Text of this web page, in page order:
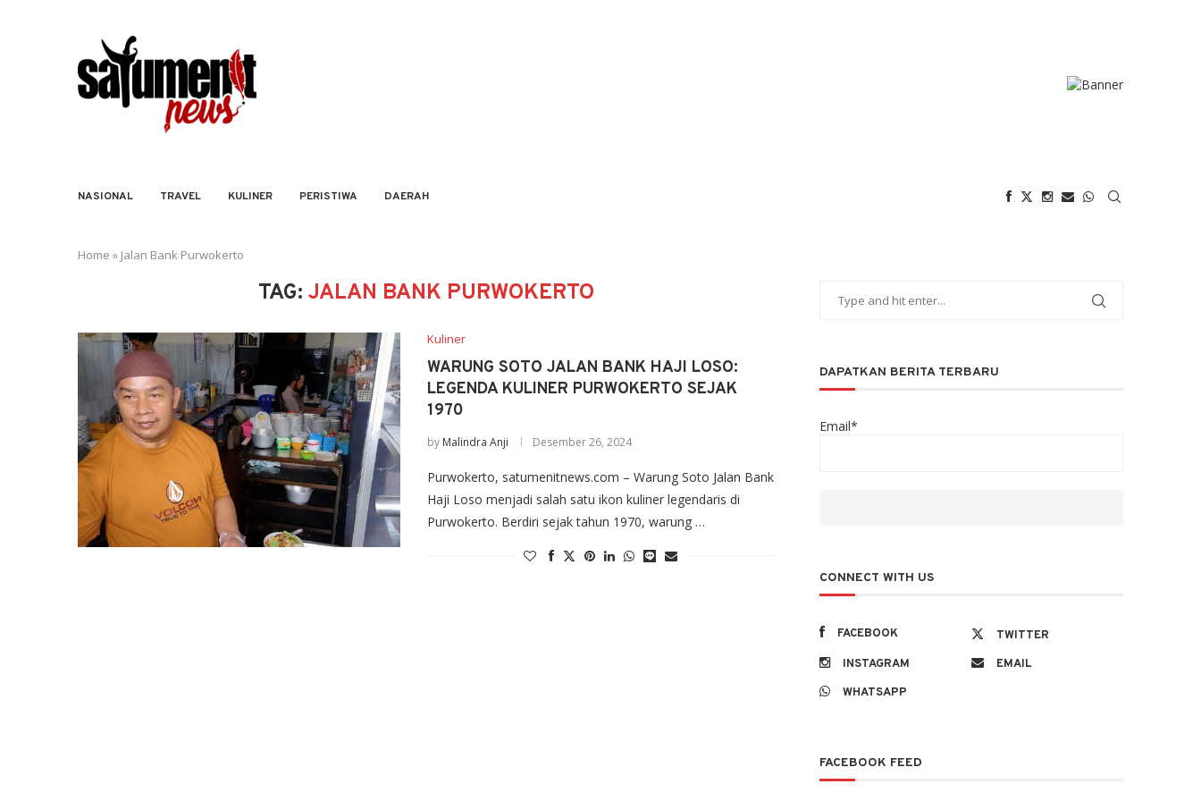
NASIONAL TRAVEL KULINER PERISTIWA DAERAH
Home » Jalan Bank Purwokerto
TAG: JALAN BANK PURWOKERTO
Kuliner
WARUNG SOTO JALAN BANK HAJI LOSO:
LEGENDA KULINER PURWOKERTO SEJAK
1970
by Malindra Anji Desember 26, 2024
Purwokerto, satumenitnews.com – Warung Soto Jalan Bank
Haji Loso menjadi salah satu ikon kuliner legendaris di
Purwokerto. Berdiri sejak tahun 1970, warung …
DAPATKAN BERITA TERBARU
Email*
CONNECT WITH US
FACEBOOK
TWITTER
INSTAGRAM
EMAIL
WHATSAPP
FACEBOOK FEED